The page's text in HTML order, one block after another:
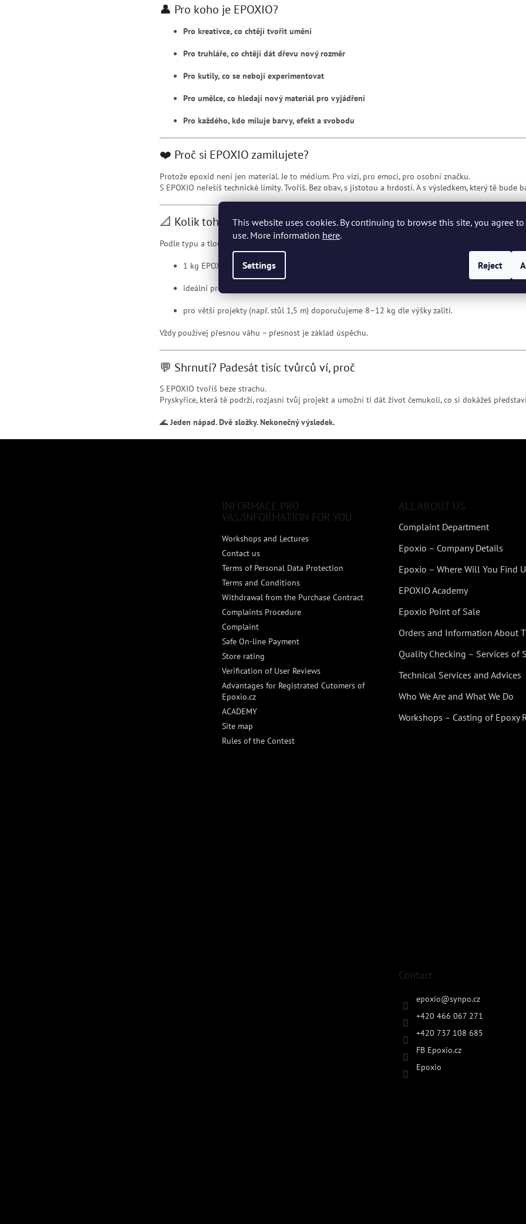
This website uses cookies. By continuing to browse this site, you agree
use. More information here.
Settings Reject
👤 Pro koho je EPOXIO?
Pro kreativce, co chtějí tvořit umění
Pro truhláře, co chtějí dát dřevu nový rozměr
Pro kutily, co se nebojí experimentovat
Pro umělce, co hledají nový materiál pro vyjádření
Pro každého, kdo miluje barvy, efekt a svobodu
❤️ Proč si EPOXIO zamilujete?
Protože epoxid není jen materiál. Je to médium. Pro vizi, pro emoci, pro osobní značku.
S EPOXIO neřešíš technické limity. Tvoříš. Bez obav, s jistotou a hrdostí. A s výsledkem, který tě bude
📐 Kolik toho zvládneš?
Podle typu a tloušťky odlitku:
1 kg EPOXIO = cca 1 litr zalévací hmoty,
ideální pro zalití šperků, táců, malých forem nebo části stolů,
pro větší projekty (např. stůl 1,5 m) doporučujeme 8–12 kg dle výšky zalití.
Vždy používej přesnou váhu – přesnost je základ úspěchu.
💬 Shrnutí? Padesát tisíc tvůrců ví, proč
S EPOXIO tvoříš beze strachu.
Pryskyřice, která tě podrží, rozjasní tvůj projekt a umožní ti dát život čemukoli, co si dokážeš
🌊Jeden nápad. Dvě složky. Nekonečný výsledek.
INFORMACE PRO
VÁS/INFORMATION FOR YOU
Workshops and Lectures
Contact us
Terms of Personal Data Protection
Terms and Conditions
Withdrawal from the Purchase Contract
Complaints Procedure
Complaint
Safe On-line Payment
Store rating
Verification of User Reviews
Advantages for Registrated Cutomers of
Epoxio.cz
ACADEMY
Site map
Rules of the Contest
ALL ABOUT US
Complaint Department
Epoxio – Company Details
Epoxio – Where Will You Find
EPOXIO Academy
Epoxio Point of Sale
Orders and Information About
Quality Checking – Services of
Technical Services and Advices
Who We Are and What We Do
Workshops – Casting of Epoxy
Contact
epoxio@synpo.cz
+420 466 067 271
+420 737 108 685
FB Epoxio.cz
Epoxio